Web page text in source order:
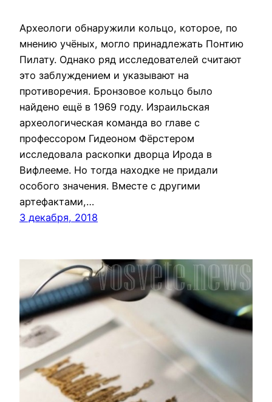
Археологи обнаружили кольцо, которое, по
мнению учёных, могло принадлежать Понтию
Пилату. Однако ряд исследователей считают
это заблуждением и указывают на
противоречия. Бронзовое кольцо было
найдено ещё в 1969 году. Израильская
археологическая команда во главе с
профессором Гидеоном Фёрстером
исследовала раскопки дворца Ирода в
Вифлееме. Но тогда находке не придали
особого значения. Вместе с другими
артефактами,…
3 декабря, 2018